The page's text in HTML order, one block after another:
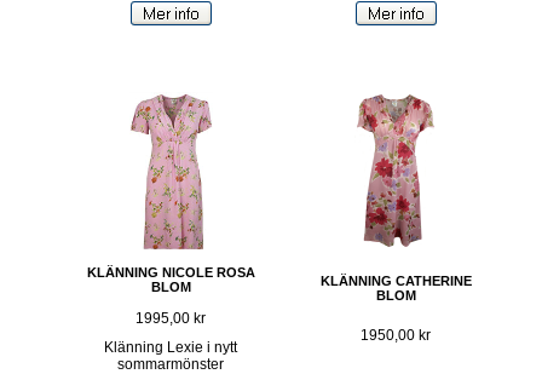
KLÄNNING NICOLE ROSA
BLOM
1995,00 kr
Klänning Lexie i nytt
sommarmönster
KLÄNNING CATHERINE
BLOM
1950,00 kr